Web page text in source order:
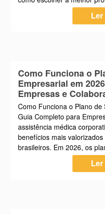
Como Funciona o
Empresarial em
Empresas e
Como Funciona o Plano
Guia Completo para
assistência médica
benefícios mais
brasileiros. Em 2026, os